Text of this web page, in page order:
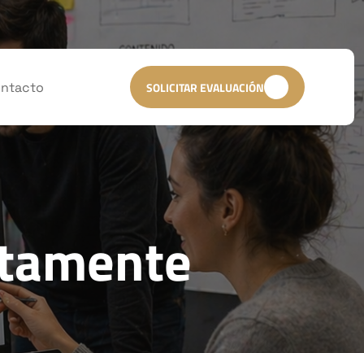
SOLICITAR EVALUACIÓN